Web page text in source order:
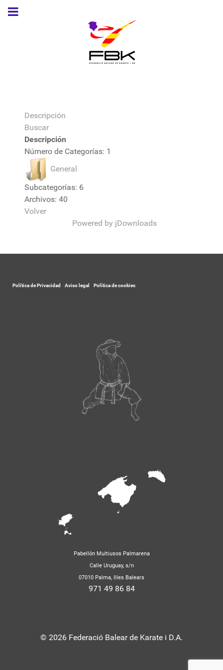
Descripción
Buscar
Descripción
Número de Categorías: 1
General
Subcategorías: 6
Archivos: 40
Volver
Powered by jDownloads
Política de Privacidad Aviso legal Política de cookies
Pabellón Multiusos Palmarena
Calle Uruguay, s/n
07010 Palma, Illes Balears
971 49 86 84
© 2026 Federació Balear de Karate i D.A.